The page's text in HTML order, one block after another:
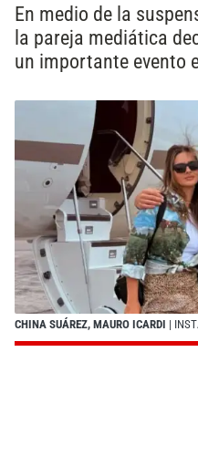
En medio de la
la pareja mediática
un importante evento
CHINA SUÁREZ, MAURO ICARDI |